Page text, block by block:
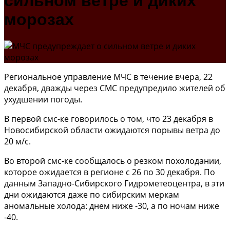
морозах
Региональное управление МЧС в течение вчера, 22
декабря, дважды через СМС предупредило жителей об
ухудшении погоды.
В первой смс-ке говорилось о том, что 23 декабря в
Новосибирской области ожидаются порывы ветра до
20 м/с.
Во второй смс-ке сообщалось о резком похолодании,
которое ожидается в регионе с 26 по 30 декабря. По
данным Западно-Сибирского Гидрометеоцентра, в эти
дни ожидаются даже по сибирским меркам
аномальные холода: днем ниже -30, а по ночам ниже
-40.